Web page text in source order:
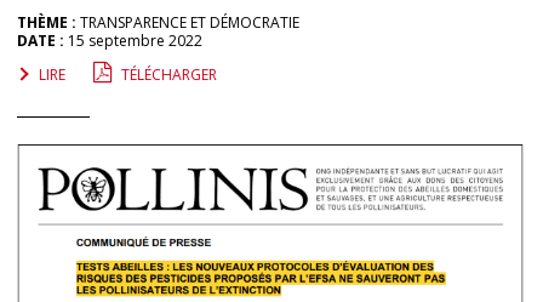
THÈME : TRANSPARENCE ET DÉMOCRATIE
DATE : 15 septembre 2022
LIRE
TÉLÉCHARGER